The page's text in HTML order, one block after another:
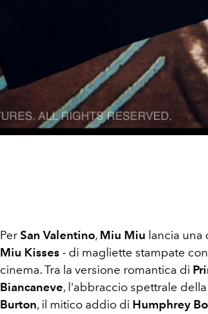
Per San Valentino, Miu Miu lancia
Miu Kisses - di magliette stampate
cinema. Tra la versione romantica di
Biancaneve, l'abbraccio spettrale
Burton, il mitico addio di Humphrey